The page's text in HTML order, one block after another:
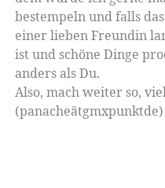
bestempeln und falls
einer lieben Freundin
ist und schöne Dinge
anders als Du.
Also, mach weiter so,
(panacheätgmxpunktde)